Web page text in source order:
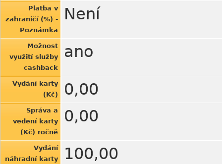
Platba v
zahraničí (%) -
Poznámka
Není
Možnost
využití služby
cashback
ano
Vydání karty
(Kč)
0,00
Správa a
vedení karty
(Kč) ročně
0,00
Vydání
náhradní karty
100,00